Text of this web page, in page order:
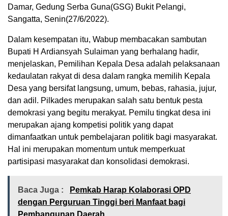
Damar, Gedung Serba Guna(GSG) Bukit Pelangi,
Sangatta, Senin(27/6/2022).
Dalam kesempatan itu, Wabup membacakan sambutan
Bupati H Ardiansyah Sulaiman yang berhalang hadir,
menjelaskan, Pemilihan Kepala Desa adalah pelaksanaan
kedaulatan rakyat di desa dalam rangka memilih Kepala
Desa yang bersifat langsung, umum, bebas, rahasia, jujur,
dan adil. Pilkades merupakan salah satu bentuk pesta
demokrasi yang begitu merakyat. Pemilu tingkat desa ini
merupakan ajang kompetisi politik yang dapat
dimanfaatkan untuk pembelajaran politik bagi masyarakat.
Hal ini merupakan momentum untuk memperkuat
partisipasi masyarakat dan konsolidasi demokrasi.
Baca Juga :
Pemkab Harap Kolaborasi OPD
dengan Perguruan Tinggi beri Manfaat bagi